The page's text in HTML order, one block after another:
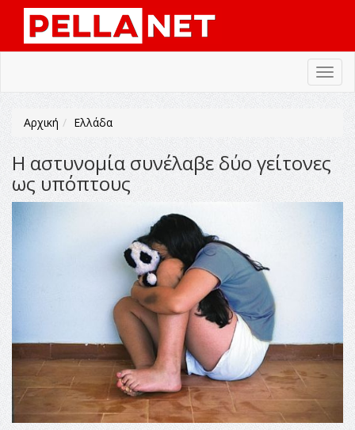
Αρχική Ελλάδα
Η αστυνομία συνέλαβε δύο γείτονες
ως υπόπτους